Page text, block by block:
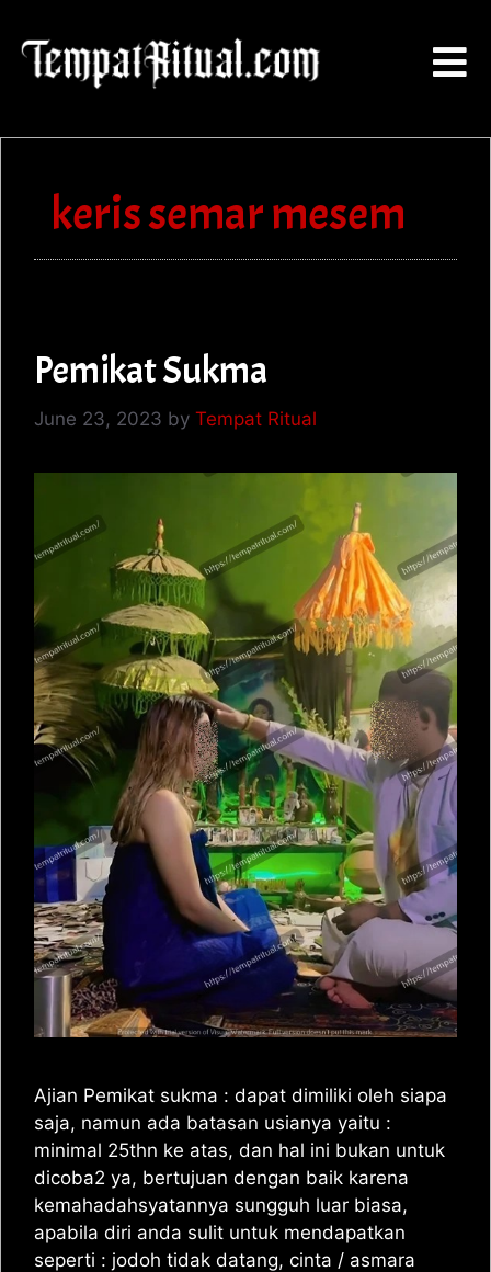
keris semar mesem
Pemikat Sukma
June 23, 2023 by Tempat Ritual
Ajian Pemikat sukma : dapat dimiliki oleh siapa
saja, namun ada batasan usianya yaitu :
minimal 25thn ke atas, dan hal ini bukan untuk
dicoba2 ya, bertujuan dengan baik karena
kemahadahsyatannya sungguh luar biasa,
apabila diri anda sulit untuk mendapatkan
seperti : jodoh tidak datang, cinta / asmara